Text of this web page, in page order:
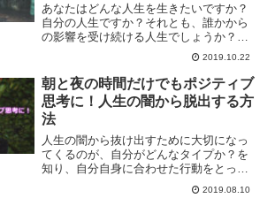
あなたはどんな人生を生きたいですか？
自分の人生ですか？それとも、誰かから
の影響を受け続ける人生でしょうか？ど
う生きたいか？決めることで、望む人生
を生きる方法について解説します。
2019.10.22
朝と夜の時間だけでもポジティブ
思考に！人生の闇から脱出する方
法
人生の闇から抜け出すために大切になっ
てくるのが、自分がどんなタイプか？を
知り、自分自身に合わせた行動をとって
いくことです。また、どんな時でも朝と
夜寝る前の時間帯はポジティブ思考で過
2019.08.10